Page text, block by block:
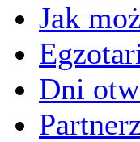
Jak
Dni